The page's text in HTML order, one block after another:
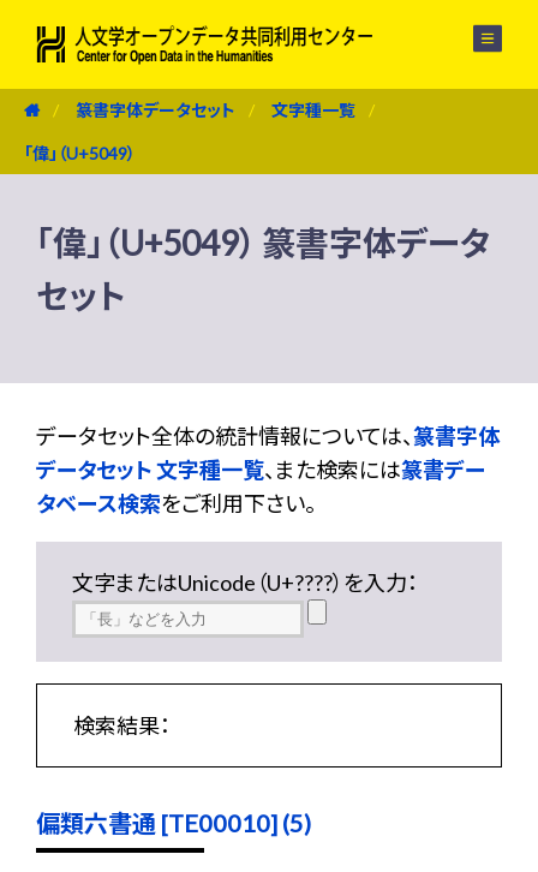
篆書字体データセット 文字種一覧
「偉」（U+5049）
「偉」（U+5049） 篆書字体データ
セット
データセット全体の統計情報については、篆書字体
データセット 文字種一覧、また検索には篆書デー
タベース検索をご利用下さい。
文字またはUnicode（U+????）を入力：
検索結果：
偏類六書通 [TE00010] (5)